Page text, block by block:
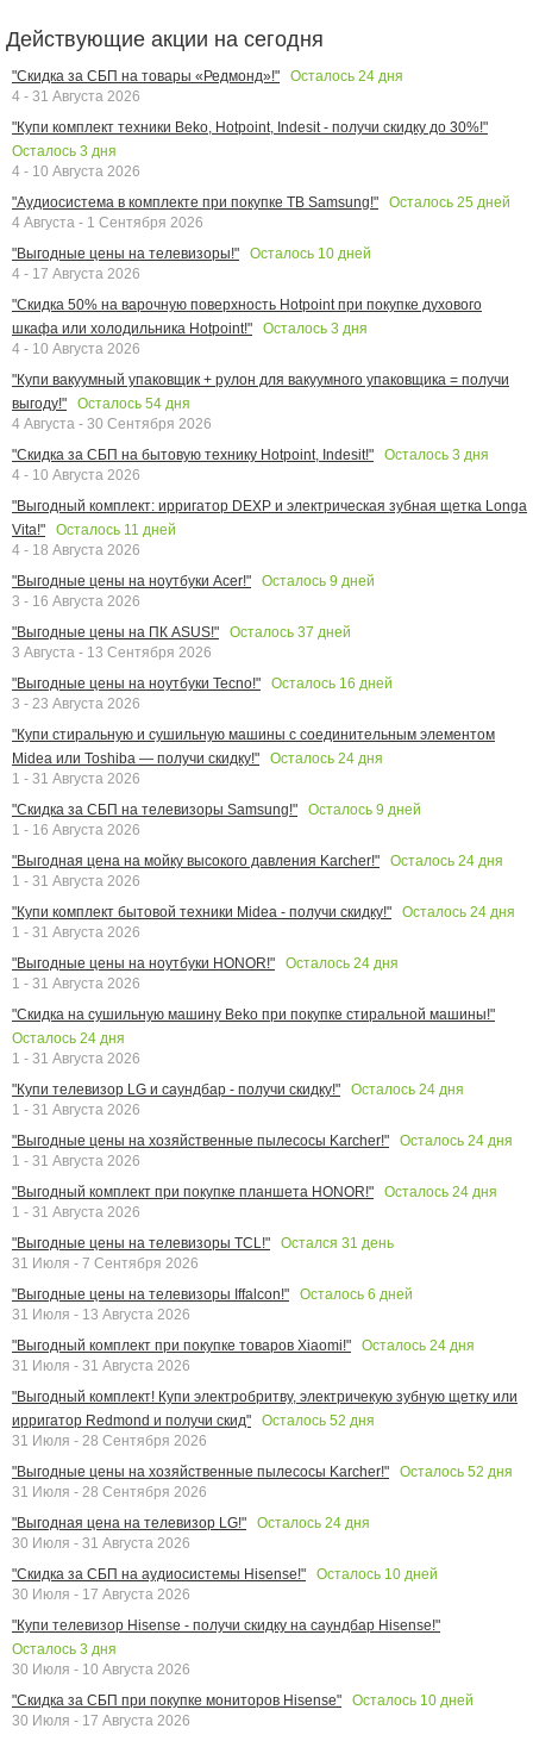
Действующие акции на сегодня
"Скидка за СБП на товары «Редмонд»!" Осталось 24 дня
4 - 31 Августа 2026
"Купи комплект техники Beko, Hotpoint, Indesit - получи скидку до 30%!"
Осталось 3 дня
4 - 10 Августа 2026
"Аудиосистема в комплекте при покупке ТВ Samsung!"
Осталось 25 дней
4 Августа - 1 Сентября 2026
"Выгодные цены на телевизоры!"
Осталось 10 дней
4 - 17 Августа 2026
"Скидка 50% на варочную поверхность Hotpoint при покупке духового
шкафа или холодильника Hotpoint!"
Осталось 3 дня
4 - 10 Августа 2026
"Купи вакуумный упаковщик + рулон для вакуумного упаковщика = получи
выгоду!"
Осталось 54 дня
4 Августа - 30 Сентября 2026
"Скидка за СБП на бытовую технику Hotpoint, Indesit!"
Осталось 3 дня
4 - 10 Августа 2026
"Выгодный комплект: ирригатор DEXP и электрическая зубная щетка Longa
Vita!"
Осталось 11 дней
4 - 18 Августа 2026
"Выгодные цены на ноутбуки Acer!"
Осталось 9 дней
3 - 16 Августа 2026
"Выгодные цены на ПК ASUS!"
Осталось 37 дней
3 Августа - 13 Сентября 2026
"Выгодные цены на ноутбуки Tecno!"
Осталось 16 дней
3 - 23 Августа 2026
"Купи стиральную и сушильную машины с соединительным элементом
Midea или Toshiba — получи скидку!"
Осталось 24 дня
1 - 31 Августа 2026
"Скидка за СБП на телевизоры Samsung!"
Осталось 9 дней
1 - 16 Августа 2026
"Выгодная цена на мойку высокого давления Karcher!"
Осталось 24 дня
1 - 31 Августа 2026
"Купи комплект бытовой техники Midea - получи скидку!"
Осталось 24 дня
1 - 31 Августа 2026
"Выгодные цены на ноутбуки HONOR!"
Осталось 24 дня
1 - 31 Августа 2026
"Скидка на сушильную машину Beko при покупке стиральной машины!"
Осталось 24 дня
1 - 31 Августа 2026
"Купи телевизор LG и саундбар - получи скидку!"
Осталось 24 дня
1 - 31 Августа 2026
"Выгодные цены на хозяйственные пылесосы Karcher!"
Осталось 24 дня
1 - 31 Августа 2026
"Выгодный комплект при покупке планшета HONOR!"
Осталось 24 дня
1 - 31 Августа 2026
"Выгодные цены на телевизоры TCL!"
Остался 31 день
31 Июля - 7 Сентября 2026
"Выгодные цены на телевизоры Iffalcon!"
Осталось 6 дней
31 Июля - 13 Августа 2026
"Выгодный комплект при покупке товаров Xiaomi!"
Осталось 24 дня
31 Июля - 31 Августа 2026
"Выгодный комплект! Купи электробритву, электричекую зубную щетку или
ирригатор Redmond и получи скид"
Осталось 52 дня
31 Июля - 28 Сентября 2026
"Выгодные цены на хозяйственные пылесосы Karcher!"
Осталось 52 дня
31 Июля - 28 Сентября 2026
"Выгодная цена на телевизор LG!"
Осталось 24 дня
30 Июля - 31 Августа 2026
"Скидка за СБП на аудиосистемы Hisense!"
Осталось 10 дней
30 Июля - 17 Августа 2026
"Купи телевизор Hisense - получи скидку на саундбар Hisense!"
Осталось 3 дня
30 Июля - 10 Августа 2026
"Скидка за СБП при покупке мониторов Hisense"
Осталось 10 дней
30 Июля - 17 Августа 2026